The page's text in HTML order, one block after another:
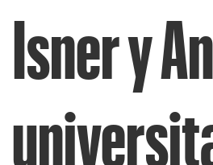
Isner y